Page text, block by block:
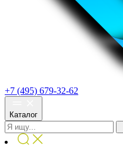
+7 (495) 679-32-62
Каталог